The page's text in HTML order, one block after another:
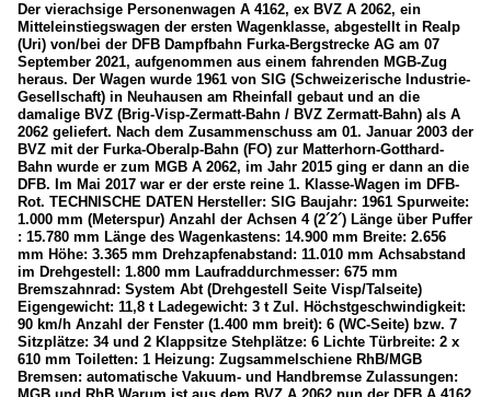
Der vierachsige Personenwagen A 4162, ex BVZ A 2062, ein
Mitteleinstiegswagen der ersten Wagenklasse, abgestellt in Realp
(Uri) von/bei der DFB Dampfbahn Furka-Bergstrecke AG am 07
September 2021, aufgenommen aus einem fahrenden MGB-Zug
heraus. Der Wagen wurde 1961 von SIG (Schweizerische Industrie-
Gesellschaft) in Neuhausen am Rheinfall gebaut und an die
damalige BVZ (Brig-Visp-Zermatt-Bahn / BVZ Zermatt-Bahn) als A
2062 geliefert. Nach dem Zusammenschuss am 01. Januar 2003 der
BVZ mit der Furka-Oberalp-Bahn (FO) zur Matterhorn-Gotthard-
Bahn wurde er zum MGB A 2062, im Jahr 2015 ging er dann an die
DFB. Im Mai 2017 war er der erste reine 1. Klasse-Wagen im DFB-
Rot. TECHNISCHE DATEN Hersteller: SIG Baujahr: 1961 Spurweite:
1.000 mm (Meterspur) Anzahl der Achsen 4 (2´2´) Länge über Puffer
: 15.780 mm Länge des Wagenkastens: 14.900 mm Breite: 2.656
mm Höhe: 3.365 mm Drehzapfenabstand: 11.010 mm Achsabstand
im Drehgestell: 1.800 mm Laufraddurchmesser: 675 mm
Bremszahnrad: System Abt (Drehgestell Seite Visp/Talseite)
Eigengewicht: 11,8 t Ladegewicht: 3 t Zul. Höchstgeschwindigkeit:
90 km/h Anzahl der Fenster (1.400 mm breit): 6 (WC-Seite) bzw. 7
Sitzplätze: 34 und 2 Klappsitze Stehplätze: 6 Lichte Türbreite: 2 x
610 mm Toiletten: 1 Heizung: Zugsammelschiene RhB/MGB
Bremsen: automatische Vakuum- und Handbremse Zulassungen: